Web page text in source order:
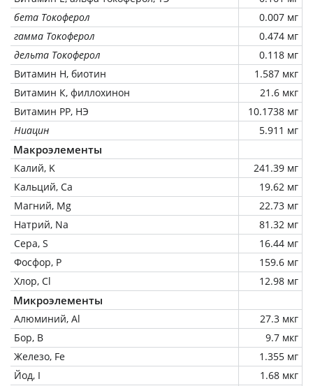
бета Токоферол
0.007 мг
гамма Токоферол
0.474 мг
дельта Токоферол
0.118 мг
Витамин Н, биотин
1.587 мкг
Витамин К, филлохинон
21.6 мкг
Витамин РР, НЭ
10.1738 мг
Ниацин
5.911 мг
Макроэлементы
Калий, K
241.39 мг
Кальций, Ca
19.62 мг
Магний, Mg
22.73 мг
Натрий, Na
81.32 мг
Сера, S
16.44 мг
Фосфор, P
159.6 мг
Хлор, Cl
12.98 мг
Микроэлементы
Алюминий, Al
27.3 мкг
Бор, B
9.7 мкг
Железо, Fe
1.355 мг
Йод, I
1.68 мкг